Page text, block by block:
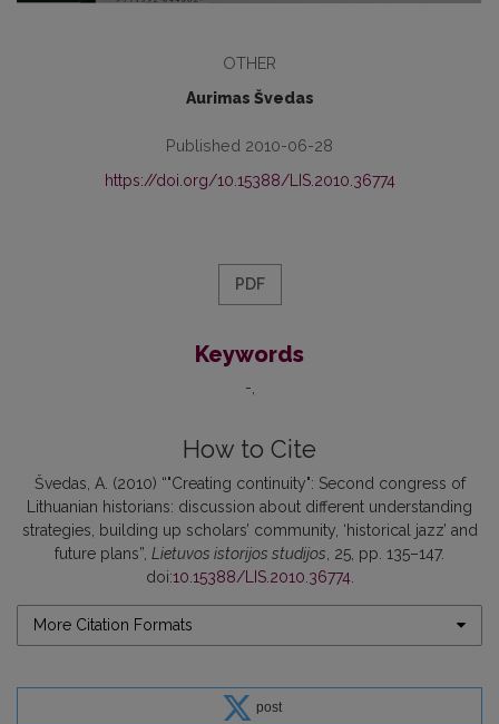
OTHER
Aurimas Švedas
Published 2010-06-28
https://doi.org/10.15388/LIS.2010.36774
PDF
Keywords
-
How to Cite
Švedas, A. (2010) “"Creating continuity": Second congress of
Lithuanian historians: discussion about different understanding
strategies, building up scholars’ community, ‘historical jazz’ and
future plans”, Lietuvos istorijos studijos , 25, pp. 135–147.
doi:10.15388/LIS.2010.36774.
More Citation Formats
post